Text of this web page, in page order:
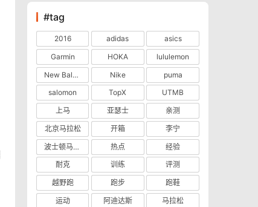
#tag
2016 adidas
asics
Garmin
HOKA
lululemon
New Balance
Nike
puma
salomon
TopX
UTMB
上马
亚瑟士
亲测
北京马拉松
开箱
李宁
波士顿马拉松
热点
经验
耐克
训练
评测
越野跑
跑步
跑鞋
运动
阿迪达斯 马拉松